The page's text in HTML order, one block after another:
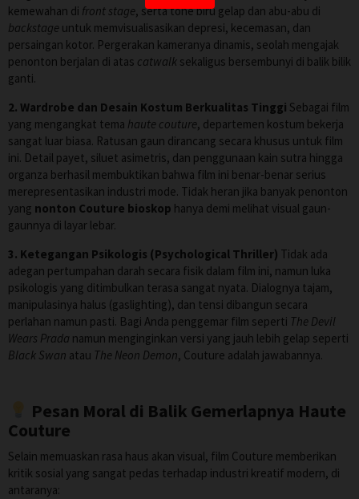
kemewahan di front stage, serta tone biru gelap dan abu-abu di
backstage untuk memvisualisasikan depresi, kecemasan, dan
persaingan kotor. Pergerakan kameranya dinamis, seolah mengajak
penonton berjalan di atas catwalk sekaligus bersembunyi di balik bilik
ganti.
2. Wardrobe dan Desain Kostum Berkualitas Tinggi Sebagai film
yang mengangkat tema haute couture, departemen kostum bekerja
sangat luar biasa. Ratusan gaun dirancang secara khusus untuk film
ini. Detail payet, siluet asimetris, dan penggunaan kain sutra hingga
organza berhasil membuktikan bahwa film ini benar-benar serius
merepresentasikan industri mode. Tidak heran jika banyak penonton
yang nonton Couture bioskop hanya demi melihat visual gaun-
gaunnya di layar lebar.
3. Ketegangan Psikologis (Psychological Thriller) Tidak ada
adegan pertumpahan darah secara fisik dalam film ini, namun luka
psikologis yang ditimbulkan terasa sangat nyata. Dialognya tajam,
manipulasinya halus (gaslighting), dan tensi dibangun secara
perlahan namun pasti. Bagi Anda penggemar film seperti The Devil
Wears Prada namun menginginkan versi yang jauh lebih gelap seperti
Black Swan atau The Neon Demon, Couture adalah jawabannya.
Pesan Moral di Balik Gemerlapnya Haute
Couture
Selain memuaskan rasa haus akan visual, film Couture memberikan
kritik sosial yang sangat pedas terhadap industri kreatif modern, di
antaranya: